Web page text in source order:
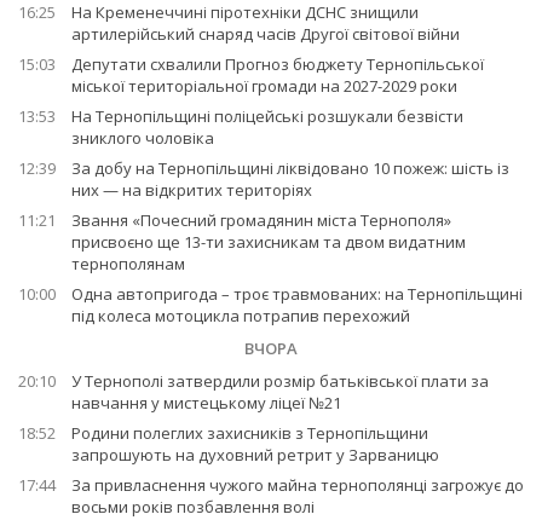
16:25
На Кременеччині піротехніки ДСНС знищили
артилерійський снаряд часів Другої світової війни
15:03
Депутати схвалили Прогноз бюджету Тернопільської
міської територіальної громади на 2027-2029 роки
13:53
На Тернопільщині поліцейські розшукали безвісти
зниклого чоловіка
12:39
За добу на Тернопільщині ліквідовано 10 пожеж: шість із
них — на відкритих територіях
11:21
Звання «Почесний громадянин міста Тернополя»
присвоєно ще 13-ти захисникам та двом видатним
тернополянам
10:00
Одна автопригода – троє травмованих: на Тернопільщині
під колеса мотоцикла потрапив перехожий
ВЧОРА
20:10
У Тернополі затвердили розмір батьківської плати за
навчання у мистецькому ліцеї №21
18:52
Родини полеглих захисників з Тернопільщини
запрошують на духовний ретрит у Зарваницю
17:44
За привласнення чужого майна тернополянці загрожує до
восьми років позбавлення волі